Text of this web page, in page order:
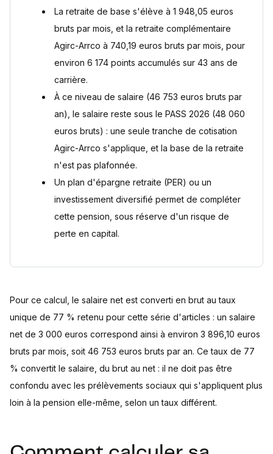
La retraite de base s'élève à 1 948,05 euros
bruts par mois, et la retraite complémentaire
Agirc-Arrco à 740,19 euros bruts par mois, pour
environ 6 174 points accumulés sur 43 ans de
carrière.
À ce niveau de salaire (46 753 euros bruts par
an), le salaire reste sous le PASS 2026 (48 060
euros bruts) : une seule tranche de cotisation
Agirc-Arrco s'applique, et la base de la retraite
n'est pas plafonnée.
Un plan d'épargne retraite (PER) ou un
investissement diversifié permet de compléter
cette pension, sous réserve d'un risque de
perte en capital.
Pour ce calcul, le salaire net est converti en brut au taux
unique de 77 % retenu pour cette série d'articles : un salaire
net de 3 000 euros correspond ainsi à environ 3 896,10 euros
bruts par mois, soit 46 753 euros bruts par an. Ce taux de 77
% convertit le salaire, du brut au net : il ne doit pas être
confondu avec les prélèvements sociaux qui s'appliquent plus
loin à la pension elle-même, selon un taux différent.